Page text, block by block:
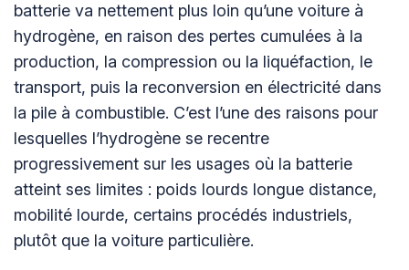
batterie va nettement plus loin qu’une voiture à
hydrogène, en raison des pertes cumulées à la
production, la compression ou la liquéfaction, le
transport, puis la reconversion en électricité dans
la pile à combustible. C’est l’une des raisons pour
lesquelles l’hydrogène se recentre
progressivement sur les usages où la batterie
atteint ses limites : poids lourds longue distance,
mobilité lourde, certains procédés industriels,
plutôt que la voiture particulière.